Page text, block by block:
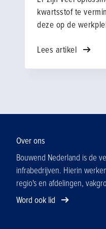
kwartsstof te
deze op de
bedrijven die hun
Lees artikel
Over ons
Bouwend Nederland is de
infrabedrijven. Hierin
regio's en afdelingen,
Word ook lid